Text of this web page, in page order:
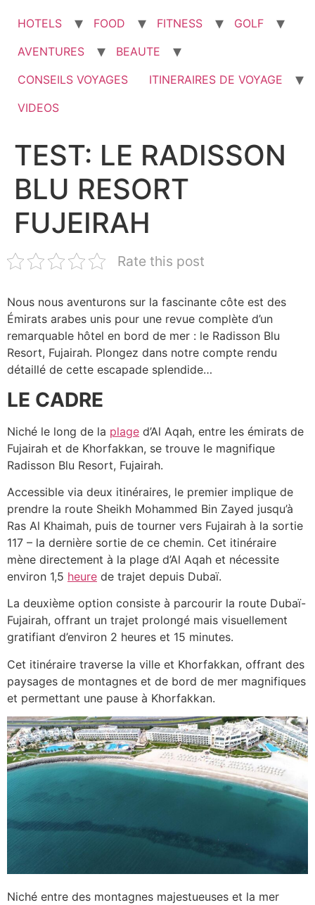
HOTELS FOOD FITNESS
GOLF
AVENTURES
BEAUTE
CONSEILS VOYAGES
ITINERAIRES DE VOYAGE
VIDEOS
TEST: LE RADISSON
BLU RESORT
FUJEIRAH
Rate this post
Nous nous aventurons sur la fascinante côte est des
Émirats arabes unis pour une revue complète d’un
remarquable hôtel en bord de mer : le Radisson Blu
Resort, Fujairah. Plongez dans notre compte rendu
détaillé de cette escapade splendide…
LE CADRE
Niché le long de la plage d’Al Aqah, entre les émirats de
Fujairah et de Khorfakkan, se trouve le magnifique
Radisson Blu Resort, Fujairah.
Accessible via deux itinéraires, le premier implique de
prendre la route Sheikh Mohammed Bin Zayed jusqu’à
Ras Al Khaimah, puis de tourner vers Fujairah à la sortie
117 – la dernière sortie de ce chemin. Cet itinéraire
mène directement à la plage d’Al Aqah et nécessite
environ 1,5 heure de trajet depuis Dubaï.
La deuxième option consiste à parcourir la route Dubaï-
Fujairah, offrant un trajet prolongé mais visuellement
gratifiant d’environ 2 heures et 15 minutes.
Cet itinéraire traverse la ville et Khorfakkan, offrant des
paysages de montagnes et de bord de mer magnifiques
et permettant une pause à Khorfakkan.
Niché entre des montagnes majestueuses et la mer